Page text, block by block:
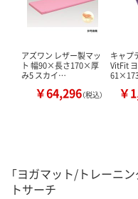
アズワン レザー製マッ
ト 幅90×長さ170×厚
み5 スカイ…
￥64,296（税込）
キャプ
VitFit
￥
「ヨガマット/トレーニ
トサーチ